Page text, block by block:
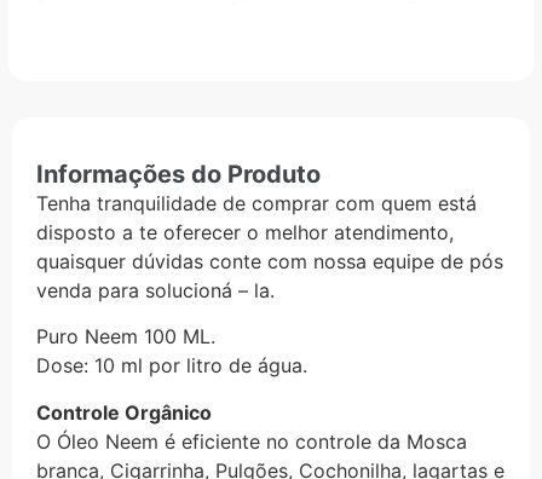
Informações do Produto
Tenha tranquilidade de comprar com quem está
disposto a te oferecer o melhor atendimento,
quaisquer dúvidas conte com nossa equipe de pós
venda para solucioná – la.
Puro Neem 100 ML.
Dose: 10 ml por litro de água.
Controle Orgânico
O Óleo Neem é eficiente no controle da Mosca
branca, Cigarrinha, Pulgões, Cochonilha, lagartas e